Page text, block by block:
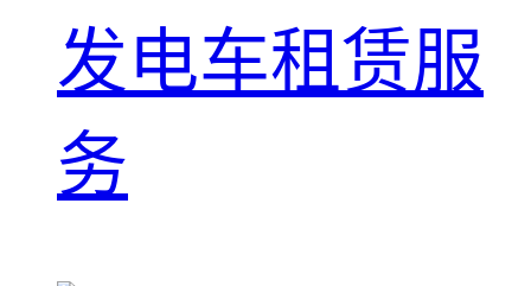
发电车租赁服
务